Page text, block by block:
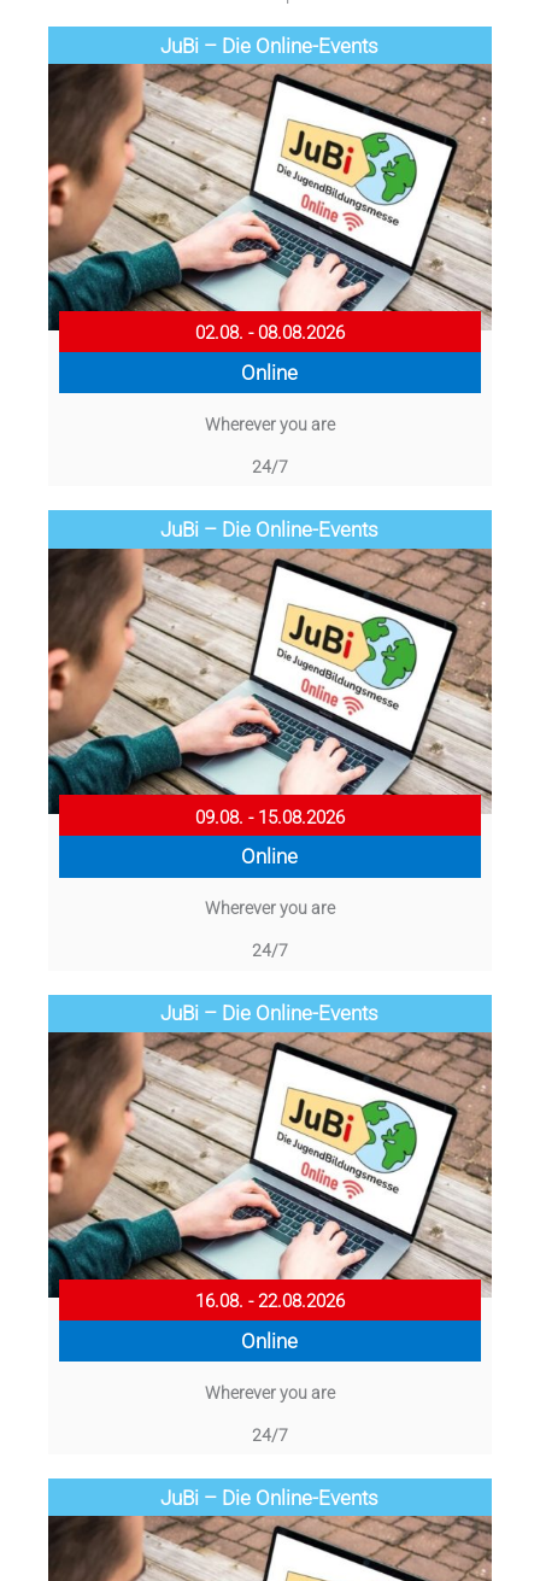
JuBi – Die Online-Events
02.08. - 08.08.2026
Online
Wherever you are
24/7
JuBi – Die Online-Events
09.08. - 15.08.2026
Online
Wherever you are
24/7
JuBi – Die Online-Events
16.08. - 22.08.2026
Online
Wherever you are
24/7
JuBi – Die Online-Events